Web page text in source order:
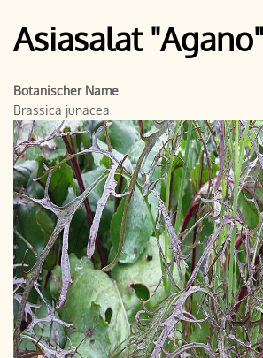
Asiasalat "Agano"
Botanischer Name
Brassica junacea